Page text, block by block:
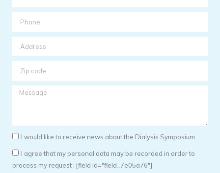
I would like to receive news about the Dialysis Symposium
I agree that my personal data may be recorded in order to
process my request : [field id="field_7e05a76"]